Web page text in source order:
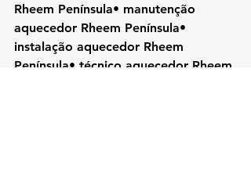
Rheem Península• manutenção
aquecedor Rheem Península•
instalação aquecedor Rheem
Península• técnico aquecedor Rheem